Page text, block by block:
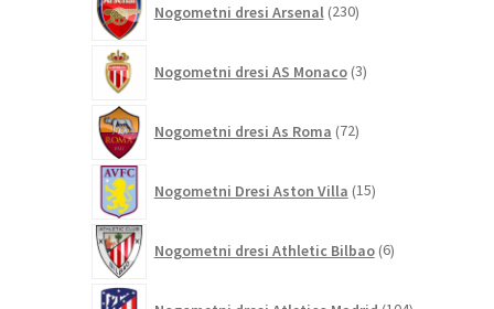
Nogometni dresi Arsenal 230izdelkov
Nogometni dresi AS Monaco 3izdelki
Nogometni dresi As Roma 72izdelkov
Nogometni Dresi Aston Villa 15izdelkov
Nogometni dresi Athletic Bilbao 6izdelkov